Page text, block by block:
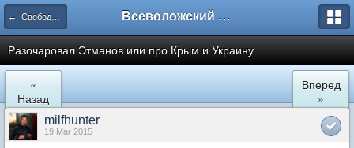
← Свободное общение Всеволожский форум
Разочаровал Этманов или про Крым и Украину
«
Назад
Вперед
»
milfhunter
19 Mar 2015